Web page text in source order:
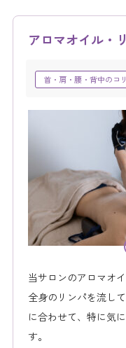
アロマオイル・
首・肩・腰・背中のコリ
当サロンのアロマオ
全身のリンパを流し
に合わせて、特に気
す。